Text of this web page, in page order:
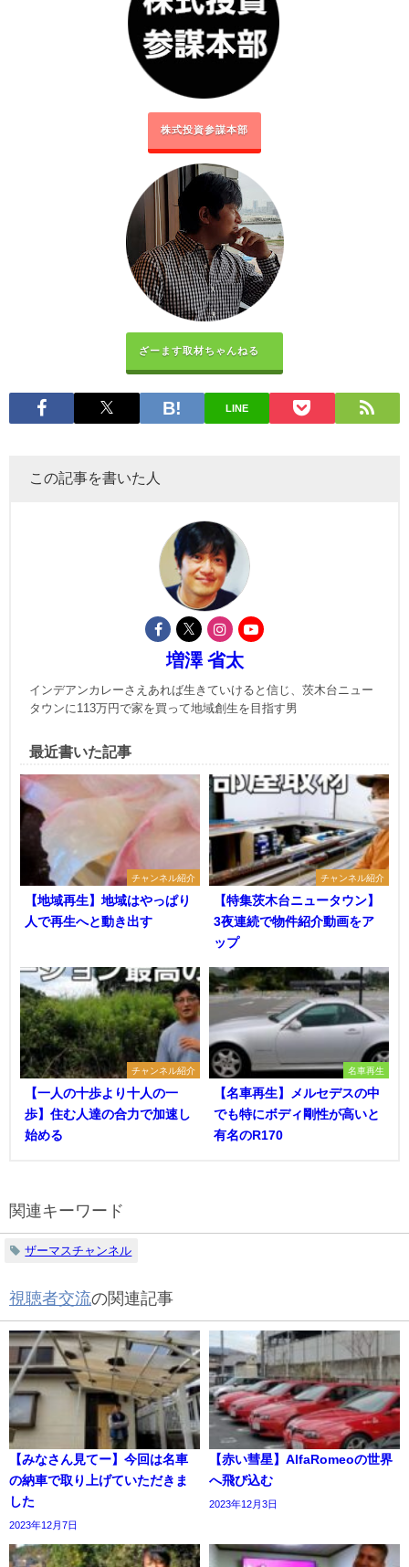
株式投資参謀本部
ざーます取材ちゃんねる
LINE
この記事を書いた人
増澤 省太
インデアンカレーさえあれば生きていけると信じ、茨木台ニュー
タウンに113万円で家を買って地域創生を目指す男
最近書いた記事
チャンネル紹介
【地域再生】地域はやっぱり
人で再生へと動き出す
チャンネル紹介
【特集茨木台ニュータウン】
3夜連続で物件紹介動画をア
ップ
チャンネル紹介
【一人の十歩より十人の一
歩】住む人達の合力で加速し
始める
名車再生
【名車再生】メルセデスの中
でも特にボディ剛性が高いと
有名のR170
関連キーワード
ザーマスチャンネル
視聴者交流の関連記事
【みなさん見てー】今回は名車
の納車で取り上げていただきま
した
2023年12月7日
【赤い彗星】AlfaRomeoの世界
へ飛び込む
2023年12月3日